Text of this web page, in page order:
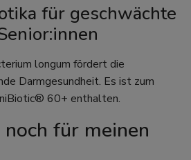
für geschwächte
longum fördert die
Darmgesundheit. Es ist zum
60+ enthalten.
für meinen